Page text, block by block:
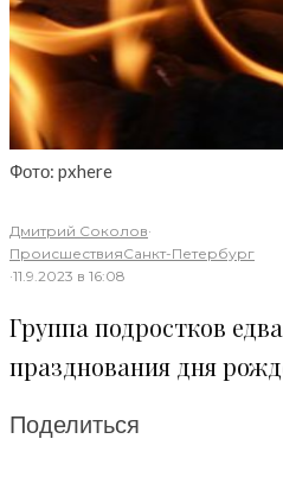
Фото: pxhere
Дмитрий Соколов·
ПроисшествияСанкт-Петербург
·11.9.2023 в 16:08
Группа подростков
празднования дня
Поделиться